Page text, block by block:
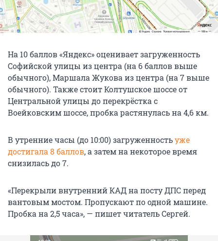
На 10 баллов «Яндекс» оценивает загруженность
Софийской улицы из центра (на 6 баллов выше
обычного), Маршала Жукова из центра (на 7 выше
обычного). Также стоит Колтушское шоссе от
Центральной улицы до перекрёстка с
Воейковским шоссе, пробка растянулась на 4,6 км.
В утренние часы (до 10:00) загруженностьуже
достигала 8 баллов, а затем на некоторое время
снизилась до 7.
«Перекрыли внутренний КАД на посту ДПС перед
вантовым мостом. Пропускают по одной машине.
Пробка на 2,5 часа», — пишет читатель Сергей.